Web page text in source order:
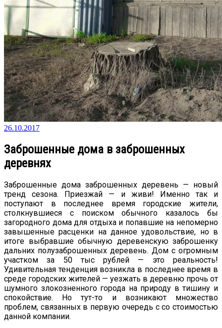
26.10.2017
Заброшенные дома в заброшенных
деревнях
Заброшенные дома заброшенных деревень — новый
тренд сезона. Приезжай — и живи! Именно так и
поступают в последнее время городские жители,
столкнувшиеся с поиском обычного казалось бы
загородного дома для отдыха и попавшие на непомерно
завышенные расценки на данное удовольствие, но в
итоге выбравшие обычную деревенскую заброшенку
дальних полузаброшенных деревень. Дом с огромным
участком за 50 тыс рублей — это реальность!
Удивительная тенденция возникла в последнее время в
среде городских жителей — уезжать в деревню прочь от
шумного злокозненного города на природу в тишину и
спокойствие. Но тут-то и возникают множество
проблем, связанных в первую очередь с со стоимостью
данной компании.